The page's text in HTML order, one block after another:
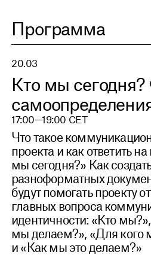
Программа
20.03
Кто мы
17:00—19:00 CET
Что такое
проекта и как ответить
мы сегодня?» Как
разноформатных
будут помогать проекту
главных вопроса
идентичности: «Кто
мы делаем?», «Для кого
и «Как мы это делаем?»